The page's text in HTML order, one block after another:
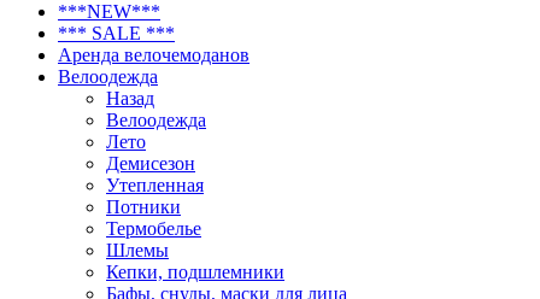
***NEW***
*** SALE ***
Аренда велочемоданов
Велоодежда
Назад
Велоодежда
Лето
Демисезон
Утепленная
Потники
Термобелье
Шлемы
Кепки, подшлемники
Бафы, снуды, маски для лица